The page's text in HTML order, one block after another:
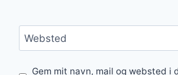
Websted
Gem mit navn, mail og websted i